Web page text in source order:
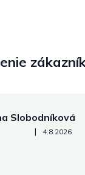
Slobodníková
obchodu je 5
| 4.8.2026